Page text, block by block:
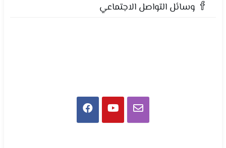
وسائل التواصل الاجتماعي